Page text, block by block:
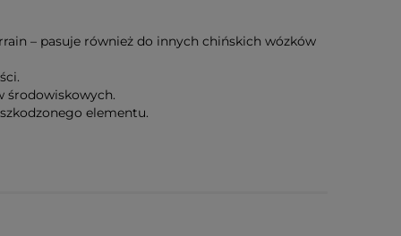
– pasuje również do innych chińskich wózków
środowiskowych.
elementu.